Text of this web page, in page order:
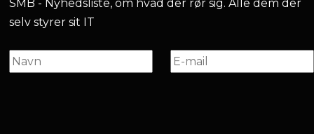
SMB - Nyhedsliste, om hvad der rør sig. Alle dem der
selv styrer sit IT